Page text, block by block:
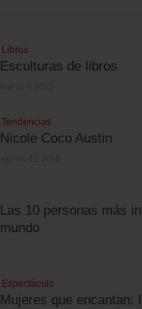
Libros
Esculturas de libros
Tendencias
Nicole Coco Austin
Las 10 personas más
mundo
Espectáculo
Mujeres que encantan: